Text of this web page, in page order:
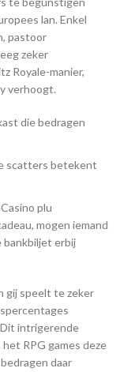
lan. Enkel
pastoor
zeker
Royale-manier,
verhoogt.
die bedragen
scatters betekent
plu
mogen iemand
bankbiljet erbij
gij speelt te zeker
intrigerende
RPG games deze
daar